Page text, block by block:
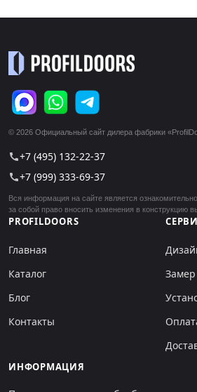
© 2026 Официальный сайт дилера фабрики
call+7 (495) 132-22-37
call+7 (999) 333-69-37
Вся информация на сайте является
за собой право вносить изменения в конструкцию
PROFILDOORS
Главная
Каталог
Блог
Контакты
Замер
ИНФОРМАЦИЯ